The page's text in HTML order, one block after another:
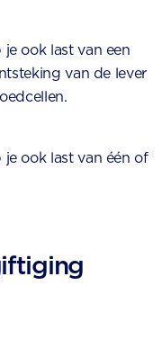
ook last van een
van de lever
ook last van één of